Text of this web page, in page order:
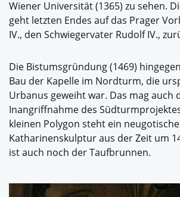
Wiener Universität (1365) zu sehen.
geht letzten Endes auf das Prager
IV., den Schwiegervater Rudolf IV.,
Die Bistumsgründung (1469)
Bau der Kapelle im Nordturm, die
Urbanus geweiht war. Das mag auch
Inangriffnahme des
kleinen Polygon steht ein
Katharinenskulptur aus der Zeit um
ist auch noch der Taufbrunnen.